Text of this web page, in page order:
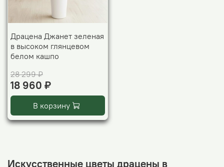
Драцена Джанет зеленая
в высоком глянцевом
белом кашпо
28 299 ₽
18 960 ₽
В корзину
Искусственные цветы драцены в